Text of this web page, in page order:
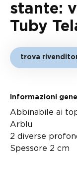
stante:
Tuby
trova
Informazioni
Abbinabile ai
Arblu
2 diverse
Spessore 2 cm